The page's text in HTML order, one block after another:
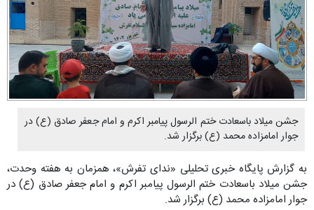
جشن میلاد باسعادت ختم الرسول پیامبر اکرم و امام جعفر صادق (ع) در
جوار امامزاده محمد (ع) برگزار شد.
به گزارش پایگاه خبری تحلیلی «ندای تفرش»، همزمان به هفته وحدت،
جشن میلاد باسعادت ختم الرسول پیامبر اکرم و امام جعفر صادق (ع) در
جوار امامزاده محمد (ع) برگزار شد.